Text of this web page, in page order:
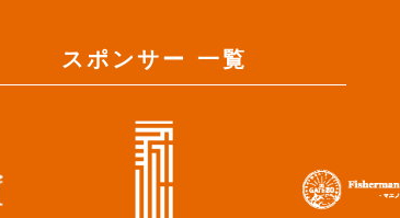
スポンサー 一覧